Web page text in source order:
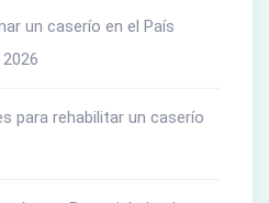
un caserío en el País
para rehabilitar un caserío